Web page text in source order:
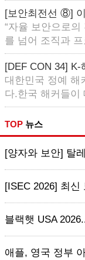
[보안최전선 ⑧]
“자율 보안으로의
를 넘어 조직과
[DEF CON 34]
대한민국 정예 해
다.한국 해커들이
TOP 뉴스
[양자와 보안] 탈
[ISEC 2026] 최신
블랙햇 USA
애플, 영국 정부